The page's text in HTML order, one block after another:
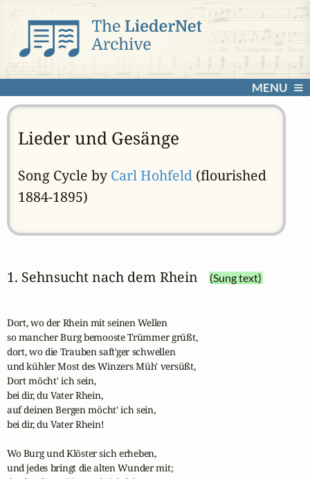
MENU
Lieder und Gesänge
Song Cycle by Carl Hohfeld(flourished
1884-1895)
1. Sehnsucht nach dem Rhein (Sung text)
Dort, wo der Rhein mit seinen Wellen
so mancher Burg bemooste Trümmer grüßt,
dort, wo die Trauben saft'ger schwellen
und kühler Most des Winzers Müh' versüßt,
Dort möcht' ich sein,
bei dir, du Vater Rhein,
auf deinen Bergen möcht' ich sein,
bei dir, du Vater Rhein!
Wo Burg und Klöster sich erheben,
und jedes bringt die alten Wunder mit;